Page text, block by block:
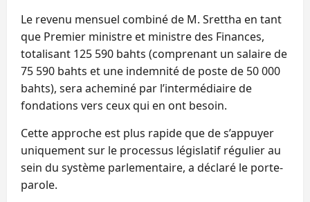
Le revenu mensuel combiné de M. Srettha en tant
que Premier ministre et ministre des Finances,
totalisant 125 590 bahts (comprenant un salaire de
75 590 bahts et une indemnité de poste de 50 000
bahts), sera acheminé par l’intermédiaire de
fondations vers ceux qui en ont besoin.
Cette approche est plus rapide que de s’appuyer
uniquement sur le processus législatif régulier au
sein du système parlementaire, a déclaré le porte-
parole.